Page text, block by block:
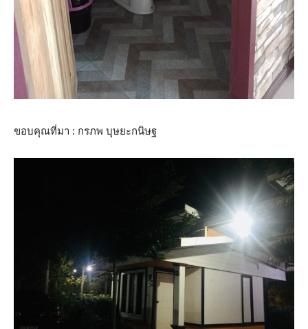
ขอบคุณที่มา : กรภพ บุษยะกนิษฐ